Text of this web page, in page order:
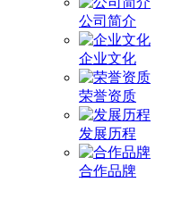
公司简介
企业文化
荣誉资质
发展历程
合作品牌